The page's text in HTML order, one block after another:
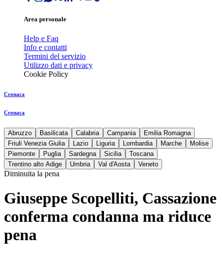
Area personale
Help e Faq
Info e contatti
Termini del servizio
Utilizzo dati e privacy
Cookie Policy
Cronaca
Cronaca
Abruzzo Basilicata Calabria Campania
Emilia Romagna
Friuli Venezia Giulia
Lazio Liguria Lombardia Marche
Molise
Piemonte
Puglia Sardegna Sicilia
Toscana
Trentino alto Adige
Umbria Val d'Aosta Veneto
Diminuita la pena
Giuseppe Scopelliti, Cassazione
conferma condanna ma riduce
pena